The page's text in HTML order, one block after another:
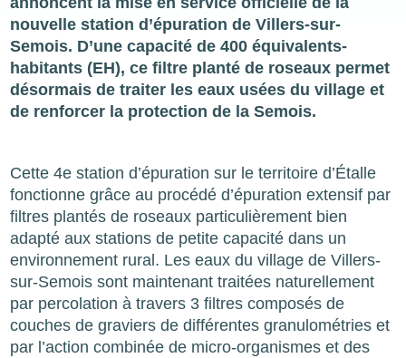
nouvelle station d’épuration de Villers-sur-
Semois. D’une capacité de 400 équivalents-
habitants (EH), ce filtre planté de roseaux permet
désormais de traiter les eaux usées du village et
de renforcer la protection de la Semois.
Cette 4e station d’épuration sur le territoire d’Étalle
fonctionne grâce au procédé d’épuration extensif par
filtres plantés de roseaux particulièrement bien
adapté aux stations de petite capacité dans un
environnement rural. Les eaux du village de Villers-
sur-Semois sont maintenant traitées naturellement
par percolation à travers 3 filtres composés de
couches de graviers de différentes granulométries et
par l’action combinée de micro-organismes et des